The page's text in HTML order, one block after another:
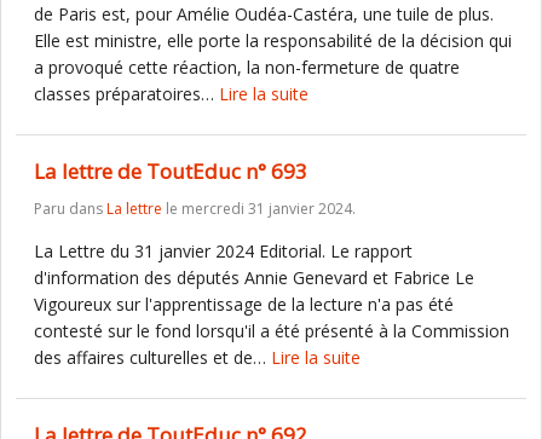
de Paris est, pour Amélie Oudéa-Castéra, une tuile de plus.
Elle est ministre, elle porte la responsabilité de la décision qui
a provoqué cette réaction, la non-fermeture de quatre
classes préparatoires… Lire la suite
La lettre de ToutEduc n° 693
Paru dansLa lettre le mercredi 31 janvier 2024.
La Lettre du 31 janvier 2024 Editorial. Le rapport
d'information des députés Annie Genevard et Fabrice Le
Vigoureux sur l'apprentissage de la lecture n'a pas été
contesté sur le fond lorsqu'il a été présenté à la Commission
des affaires culturelles et de… Lire la suite